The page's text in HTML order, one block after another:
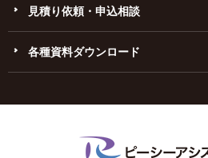
見積り依頼・申込相談
各種資料ダウンロード